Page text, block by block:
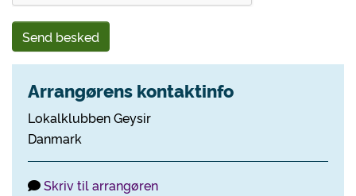
Send besked
Arrangørens kontaktinfo
Lokalklubben Geysir
Danmark
Skriv til arrangøren